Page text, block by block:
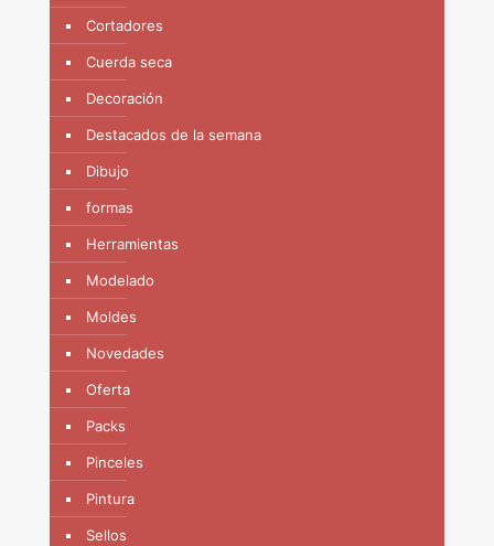
Cortadores
Cuerda seca
Decoración
Destacados de la semana
Dibujo
formas
Herramientas
Modelado
Moldes
Novedades
Oferta
Packs
Pinceles
Pintura
Sellos